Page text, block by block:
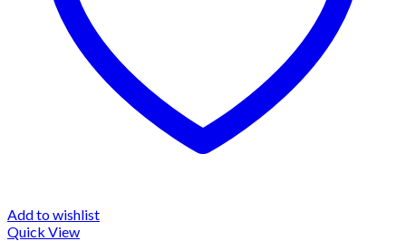
Add to wishlist
Quick View